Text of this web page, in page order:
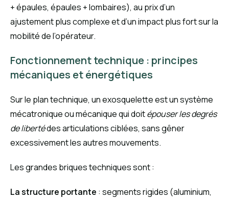
+ épaules, épaules + lombaires), au prix d’un
ajustement plus complexe et d’un impact plus fort sur la
mobilité de l’opérateur.
Fonctionnement technique : principes
mécaniques et énergétiques
Sur le plan technique, un exosquelette est un système
mécatronique ou mécanique qui doitépouser les degrés
de libertédes articulations ciblées, sans gêner
excessivement les autres mouvements.
Les grandes briques techniques sont :
La structure portante : segments rigides (aluminium,